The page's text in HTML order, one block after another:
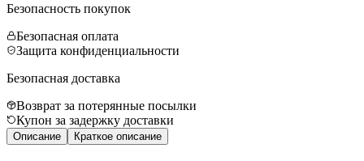
Безопасность покупок
Безопасная оплата
Защита конфиденциальности
Безопасная доставка
Возврат за потерянные посылки
Купон за задержку доставки
Описание Краткое описание